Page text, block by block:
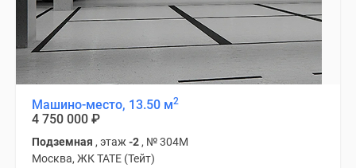
Машино-место, 13.50 м2
4 750 000 ₽
Подземная , этаж -2 , № 304М
Москва, ЖК TATE (Тейт)